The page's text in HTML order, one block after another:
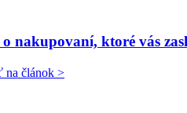
nakupovaní, ktoré vás
na článok >